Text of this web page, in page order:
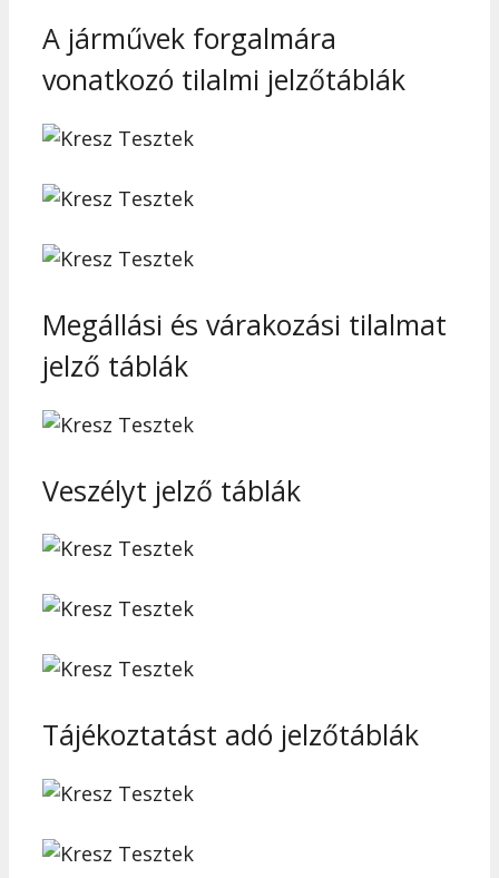
A járművek forgalmára
vonatkozó tilalmi jelzőtáblák
Megállási és várakozási tilalmat
jelző táblák
Veszélyt jelző táblák
Tájékoztatást adó jelzőtáblák